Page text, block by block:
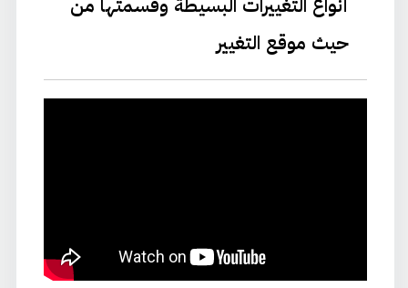
أنواع التغييرات البسيطة وقسمتها من
حيث موقع التغيير